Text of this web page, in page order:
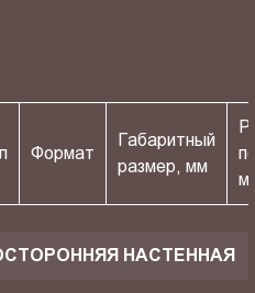
Формат
Габаритный
размер, мм
НАСТЕННАЯ